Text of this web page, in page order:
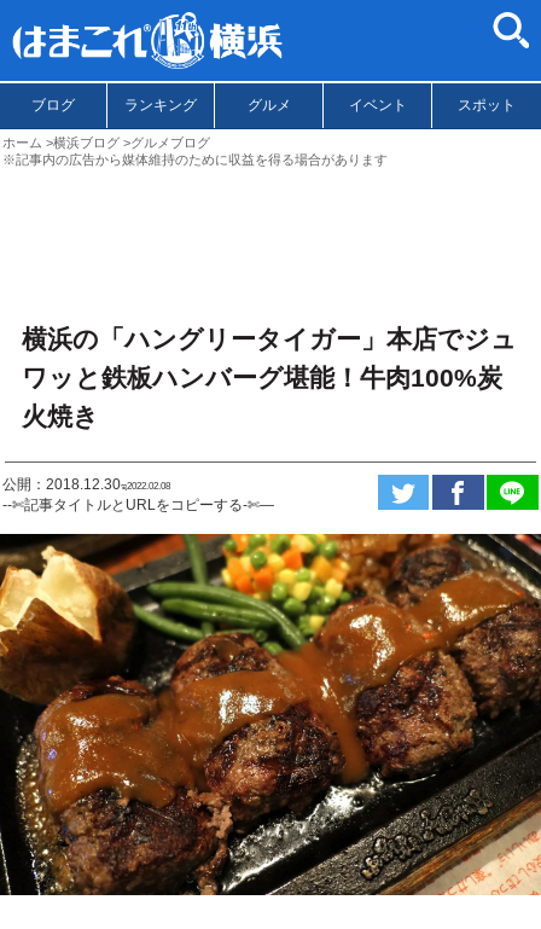
ブログ ランキング グルメ イベント スポット
ホーム 横浜ブログ
グルメブログ
※記事内の広告から媒体維持のために収益を得る場合があります
横浜の「ハングリータイガー」本店でジュ
ワッと鉄板ハンバーグ堪能！牛肉100%炭
火焼き
公開：2018.12.30ಇ2022.02.08
--✄記事タイトルとURLをコピーする-✄—